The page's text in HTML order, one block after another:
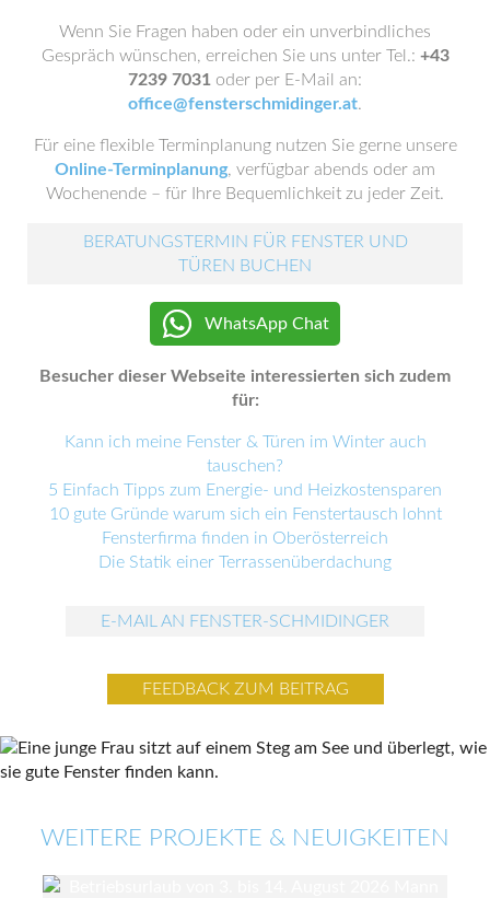
Wenn Sie Fragen haben oder ein unverbindliches
Gespräch wünschen, erreichen Sie uns unter Tel.: +43
7239 7031 oder per E-Mail an:
office@fensterschmidinger.at.
Für eine flexible Terminplanung nutzen Sie gerne unsere
Online-Terminplanung, verfügbar abends oder am
Wochenende – für Ihre Bequemlichkeit zu jeder Zeit.
BERATUNGSTERMIN FÜR FENSTER UND
TÜREN BUCHEN
WhatsApp Chat
Besucher dieser Webseite interessierten sich zudem
für:
Kann ich meine Fenster & Türen im Winter auch
tauschen?
5 Einfach Tipps zum Energie- und Heizkostensparen
10 gute Gründe warum sich ein Fenstertausch lohnt
Fensterfirma finden in Oberösterreich
Die Statik einer Terrassenüberdachung
E-MAIL AN FENSTER-SCHMIDINGER
FEEDBACK ZUM BEITRAG
WEITERE PROJEKTE & NEUIGKEITEN